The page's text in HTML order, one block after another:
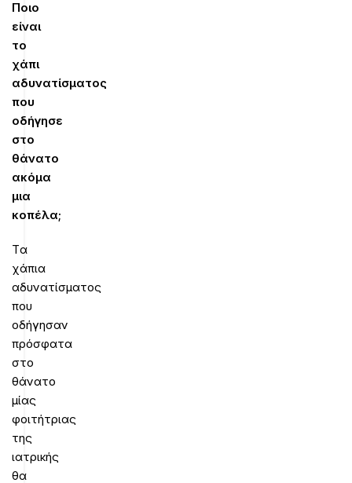
Ποιο
είναι
το
χάπι
αδυνατίσματος
που
οδήγησε
στο
θάνατο
ακόμα
μια
κοπέλα;
Tα
χάπια
αδυνατίσματος
που
οδήγησαν
πρόσφατα
στο
θάνατο
μίας
φοιτήτριας
της
ιατρικής
θα